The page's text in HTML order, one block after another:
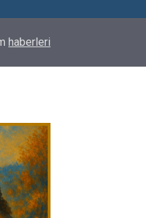
Sınır Kapısı'nda
haberleri